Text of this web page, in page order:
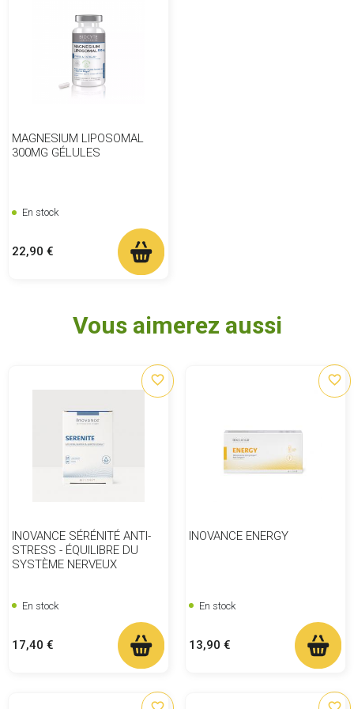
MAGNESIUM LIPOSOMAL
300MG GÉLULES
En stock
Prix
22,90 €
Vous aimerez aussi
INOVANCE SÉRÉNITÉ ANTI-
STRESS - ÉQUILIBRE DU
SYSTÈME NERVEUX
favorite_border
En stock
Prix
17,40 €
INOVANCE ENERGY
favorite_border
En stock
Prix
13,90 €